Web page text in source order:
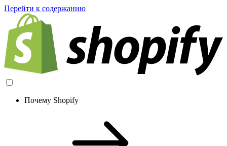
Перейти к содержанию
Почему Shopify